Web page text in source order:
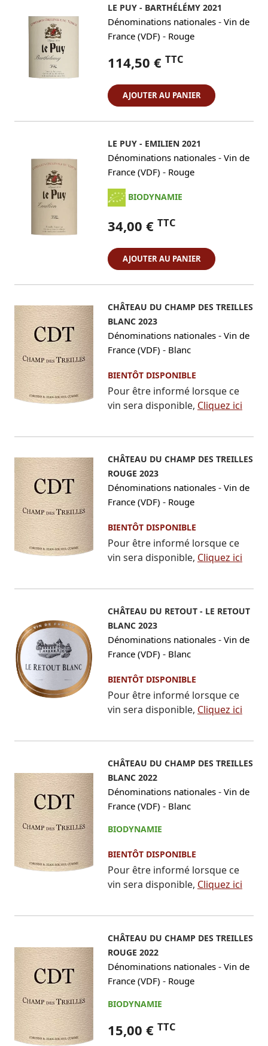
LE PUY - BARTHÉLÉMY 2021
Dénominations nationales - Vin de
France (VDF) - Rouge
114,50 € TTC
AJOUTER AU PANIER
LE PUY - EMILIEN 2021
Dénominations nationales - Vin de
France (VDF) - Rouge
BIODYNAMIE
34,00 € TTC
AJOUTER AU PANIER
CHÂTEAU DU CHAMP DES TREILLES
BLANC 2023
Dénominations nationales - Vin de
France (VDF) - Blanc
BIENTÔT DISPONIBLE
Pour être informé lorsque ce
vin sera disponible, Cliquez ici
CHÂTEAU DU CHAMP DES TREILLES
ROUGE 2023
Dénominations nationales - Vin de
France (VDF) - Rouge
BIENTÔT DISPONIBLE
Pour être informé lorsque ce
vin sera disponible, Cliquez ici
CHÂTEAU DU RETOUT - LE RETOUT
BLANC 2023
Dénominations nationales - Vin de
France (VDF) - Blanc
BIENTÔT DISPONIBLE
Pour être informé lorsque ce
vin sera disponible, Cliquez ici
CHÂTEAU DU CHAMP DES TREILLES
BLANC 2022
Dénominations nationales - Vin de
France (VDF) - Blanc
BIODYNAMIE
BIENTÔT DISPONIBLE
Pour être informé lorsque ce
vin sera disponible, Cliquez ici
CHÂTEAU DU CHAMP DES TREILLES
ROUGE 2022
Dénominations nationales - Vin de
France (VDF) - Rouge
BIODYNAMIE
15,00 € TTC